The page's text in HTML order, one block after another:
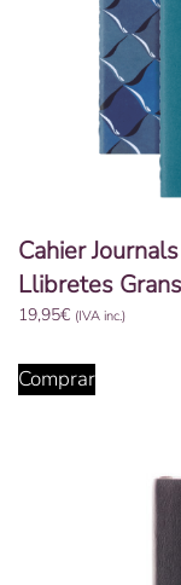
Cahier
Llibretes
19,95€ (IVA inc.)
Comprar